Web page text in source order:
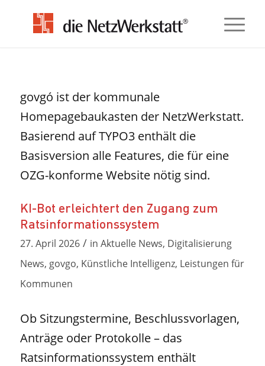
govgó ist der kommunale
Homepagebaukasten der NetzWerkstatt.
Basierend auf TYPO3 enthält die
Basisversion alle Features, die für eine
OZG-konforme Website nötig sind.
KI-Bot erleichtert den Zugang zum
Ratsinformationssystem
27. April 2026 / in Aktuelle News, Digitalisierung
News, govgo, Künstliche Intelligenz, Leistungen für
Kommunen
Ob Sitzungstermine, Beschlussvorlagen,
Anträge oder Protokolle – das
Ratsinformationssystem enthält